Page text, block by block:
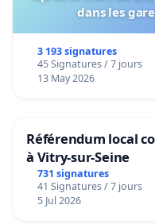
dans les
3 193 signatures
45 Signatures / 7 jours
13 May 2026
Référendum local
à Vitry-sur-Seine
731 signatures
41 Signatures / 7 jours
5 Jul 2026